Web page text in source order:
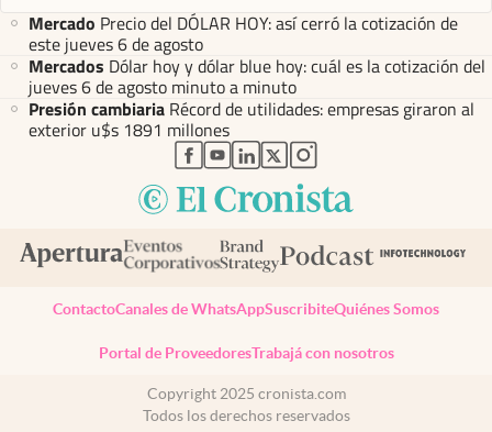
Mercado Precio del DÓLAR HOY: así cerró la cotización de
este jueves 6 de agosto
Mercados Dólar hoy y dólar blue hoy: cuál es la cotización del
jueves 6 de agosto minuto a minuto
Presión cambiaria Récord de utilidades: empresas giraron al
exterior u$s 1891 millones
abre en nueva pestaña
abre en nueva pestaña
abre en nueva pestaña
abre en nueva pestaña
abre en nueva pestaña
ContactoCanales de WhatsAppSuscribiteQuiénes Somos
Portal de ProveedoresTrabajá con nosotros
Copyright 2025 cronista.com
Todos los derechos reservados